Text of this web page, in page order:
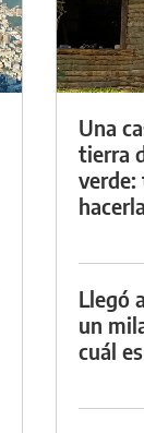
Una
tierra
verde:
Llegó
un
cuál